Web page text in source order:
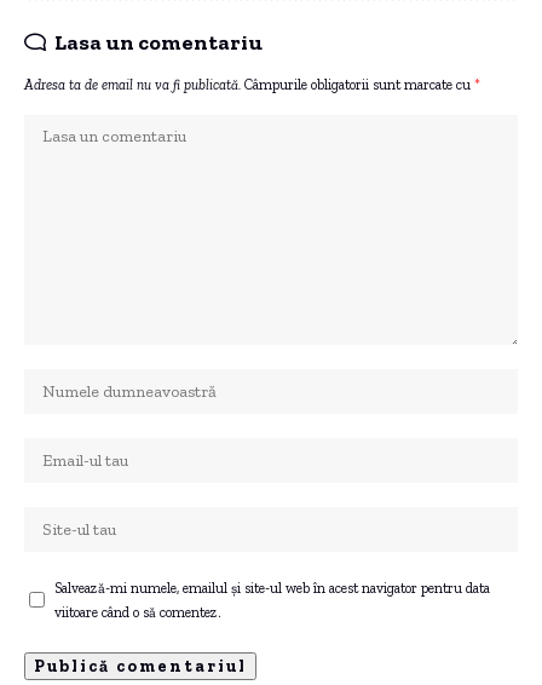
Lasa un comentariu
Adresa ta de email nu va fi publicată. Câmpurile obligatorii sunt marcate cu *
Salvează-mi numele, emailul și site-ul web în acest navigator pentru data
viitoare când o să comentez.